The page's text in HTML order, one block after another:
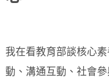
我在看教育部談核心
動、溝通互動、社會